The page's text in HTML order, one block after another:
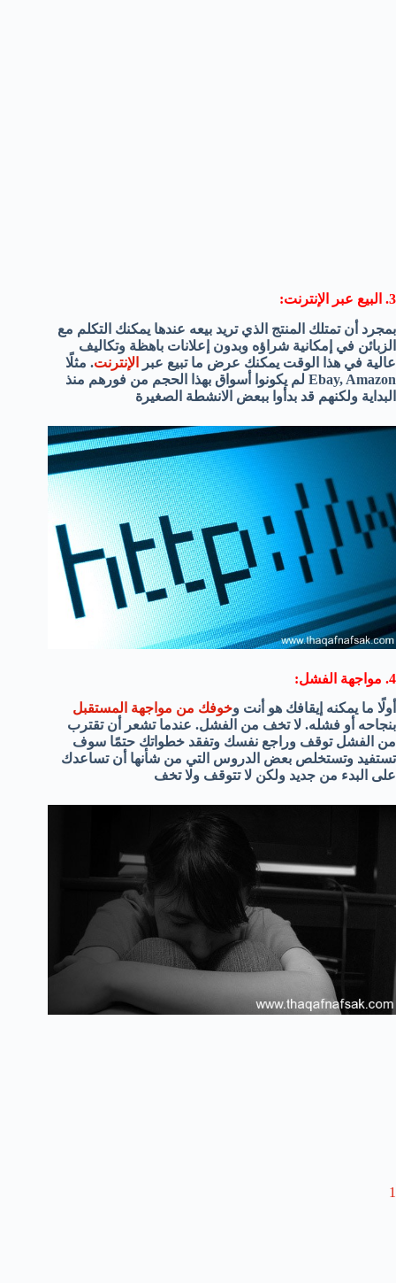
3. البيع عبر الإنترنت:
بمجرد أن تمتلك المنتج الذي تريد بيعه عندها يمكنك التكلم مع
الزبائن في إمكانية شراؤه وبدون إعلانات باهظة وتكاليف
عالية في هذا الوقت يمكنك عرض ما تبيع عبر
الإنترنت. مثلًا
Ebay, Amazon لم يكونوا أسواق بهذا الحجم من فورهم منذ
البداية ولكنهم قد بدأوا ببعض الانشطة الصغيرة
4. مواجهة الفشل:
أولًا ما يمكنه إيقافك هو أنت وخوفك من مواجهة المستقبل
بنجاحه أو فشله. لا تخف من الفشل. عندما تشعر أن تقترب
من الفشل توقف وراجع نفسك وتفقد خطواتك حتمًا سوف
تستفيد وتستخلص بعض الدروس التي من شأنها أن تساعدك
على البدء من جديد ولكن لا تتوقف ولا تخف
1